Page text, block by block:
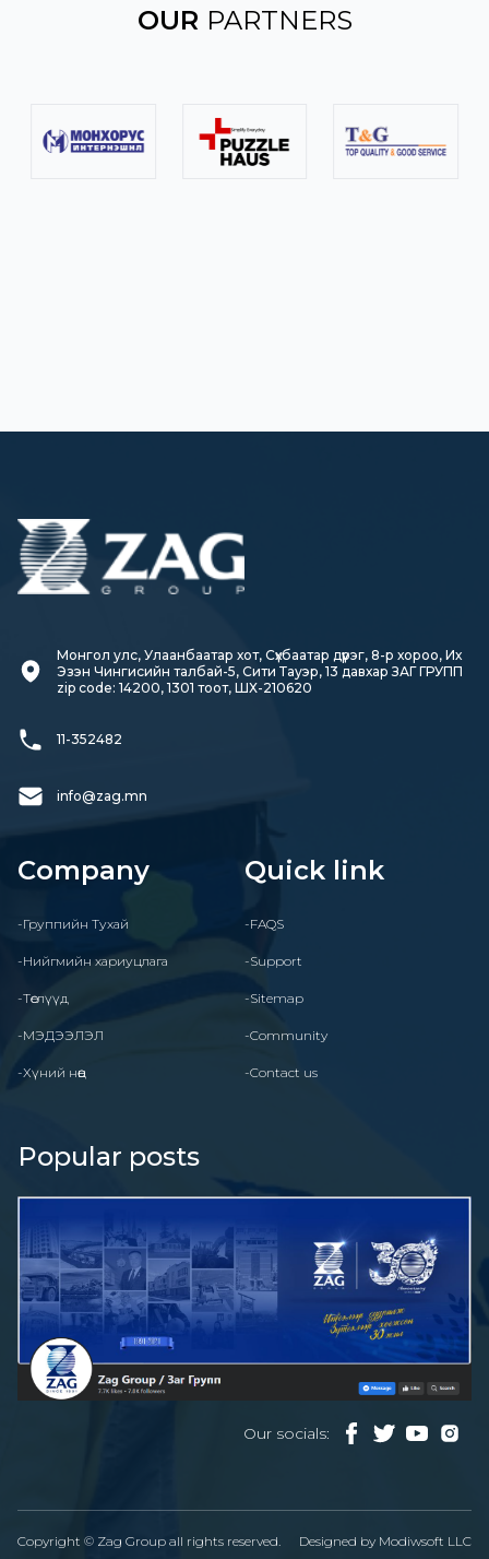
OUR PARTNERS
Монгол улс, Улаанбаатар хот, Сүхбаатар дүүрэг, 8-р хороо, Их
Эзэн Чингисийн талбай-5, Сити Тауэр, 13 давхар ЗАГ ГРУПП
zip code: 14200, 1301 тоот, ШХ-210620
11-352482
info@zag.mn
Company
-Группийн Тухай
-Нийгмийн хариуцлага
-Төслүүд
-МЭДЭЭЛЭЛ
-Хүний нөөц
Quick link
-FAQS
-Support
-Sitemap
-Community
-Contact us
Popular posts
Our socials:
Copyright © Zag Group all rights reserved. Designed by Modiwsoft LLC